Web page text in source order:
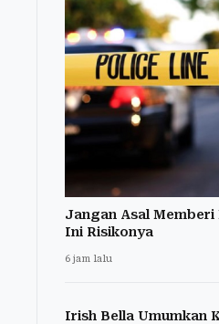
Jangan Asal
Ini Risikonya
6 jam lalu
Irish Bella Umumkan